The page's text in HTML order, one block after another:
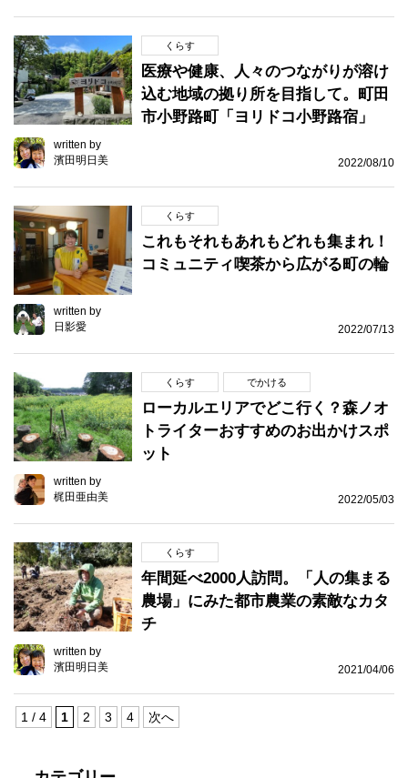
くらす
医療や健康、人々のつながりが溶け
込む地域の拠り所を目指して。町田
市小野路町「ヨリドコ小野路宿」
written by
濱田明日美
2022/08/10
くらす
これもそれもあれもどれも集まれ！
コミュニティ喫茶から広がる町の輪
written by
日影愛
2022/07/13
くらす でかける
ローカルエリアでどこ行く？森ノオ
トライターおすすめのお出かけスポ
ット
written by
梶田亜由美
2022/05/03
くらす
年間延べ2000人訪問。「人の集まる
農場」にみた都市農業の素敵なカタ
チ
written by
濱田明日美
2021/04/06
1 / 4 1 2 3 4 次へ